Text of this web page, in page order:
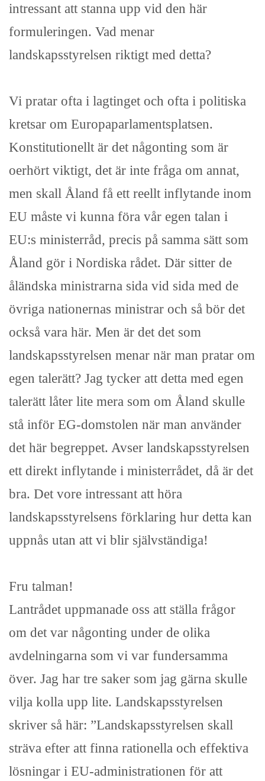
intressant att stanna upp vid den här
formuleringen. Vad menar
landskapsstyrelsen riktigt med detta?
Vi pratar ofta i lagtinget och ofta i politiska
kretsar om Europaparlamentsplatsen.
Konstitutionellt är det någonting som är
oerhört viktigt, det är inte fråga om annat,
men skall Åland få ett reellt inflytande inom
EU måste vi kunna föra vår egen talan i
EU:s ministerråd, precis på samma sätt som
Åland gör i Nordiska rådet. Där sitter de
åländska ministrarna sida vid sida med de
övriga nationernas ministrar och så bör det
också vara här. Men är det det som
landskapsstyrelsen menar när man pratar om
egen talerätt? Jag tycker att detta med egen
talerätt låter lite mera som om Åland skulle
stå inför EG-domstolen när man använder
det här begreppet. Avser landskapsstyrelsen
ett direkt inflytande i ministerrådet, då är det
bra. Det vore intressant att höra
landskapsstyrelsens förklaring hur detta kan
uppnås utan att vi blir självständiga!
Fru talman!
Lantrådet uppmanade oss att ställa frågor
om det var någonting under de olika
avdelningarna som vi var fundersamma
över. Jag har tre saker som jag gärna skulle
vilja kolla upp lite. Landskapsstyrelsen
skriver så här: ”Landskapsstyrelsen skall
sträva efter att finna rationella och effektiva
lösningar i EU-administrationen för att